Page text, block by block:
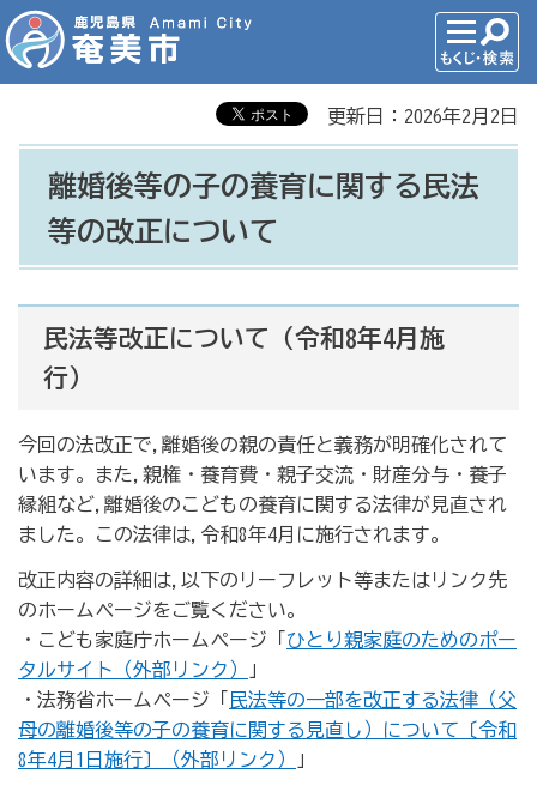
更新日：2026年2月2日
離婚後等の子の養育に関する民法
等の改正について
民法等改正について（令和8年4月施
行）
今回の法改正で,離婚後の親の責任と義務が明確化されて
います。また,親権・養育費・親子交流・財産分与・養子
縁組など,離婚後のこどもの養育に関する法律が見直され
ました。この法律は,令和8年4月に施行されます。
改正内容の詳細は,以下のリーフレット等またはリンク先
のホームページをご覧ください。
・こども家庭庁ホームページ「 ひとり親家庭のためのポー
タルサイト（外部リンク）
」
・法務省ホームページ「
民法等の一部を改正する法律（父
母の離婚後等の子の養育に関する見直し）について〔令和
8年4月1日施行〕（外部リンク）
」